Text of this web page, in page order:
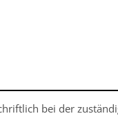
bei der